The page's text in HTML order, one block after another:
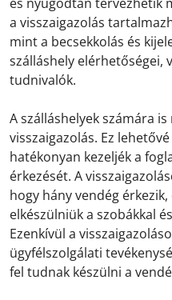
a visszaigazolás
mint a becsekkolás és
szálláshely elérhetőségei,
tudnivalók.
A szálláshelyek számára
visszaigazolás. Ez
hatékonyan kezeljék a
érkezését. A
hogy hány vendég
elkészülniük a szobákkal
Ezenkívül a
ügyfélszolgálati
fel tudnak készülni a